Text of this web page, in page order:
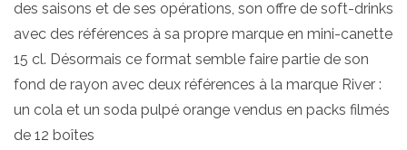
des saisons et de ses opérations, son offre de soft-drinks
avec des références à sa propre marque en mini-canette
15 cl. Désormais ce format semble faire partie de son
fond de rayon avec deux références à la marque River :
un cola et un soda pulpé orange vendus en packs filmés
de 12 boîtes